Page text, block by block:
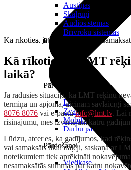
Pārvaldībai
Darbalaika uzskaite
Zvanu pārvaldnieks
Mobilo iekārtu
Darbu pārvaldnieks
Pārdošanai
Viedkase
Austiņas
Skaļruņi
Audiosistēmas
Brīvroku sistēmas
Planšetes
Kā rīkoties, ja LMT rēķins nav
Kā rīkoties, ja LMT
laikā?
Ja radusies situācija, ka LMT rēķinu
termiņā un apjomā, aicinām savlaicīgi
8076 8076 vai e-pastuinfo@lmt.lv. Lai
risinājumu, mēs izvērtējam katru
Lūdzu, atceries, ka gadījumos, kad
vai samaksāts tikai daļēji, saskaņā ar
noteikumiem tiek aprēķināti
nesamaksātās summas par katru